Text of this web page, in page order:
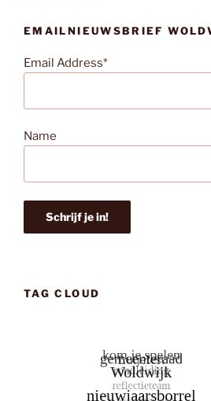
EMAILNIEUWSBRIEF
Email Address*
Name
TAG CLOUD